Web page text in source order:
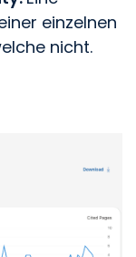
einzelnen
nicht.